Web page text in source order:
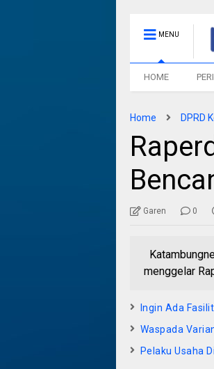
MENU
HOME
Home DPRD
Garen 0
menggelar
Ingin Ada
Waspada
Pelaku Usaha